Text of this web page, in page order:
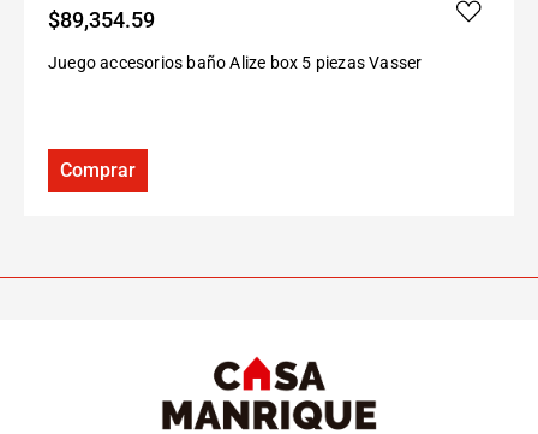
$89,354.59
Juego accesorios baño Alize box 5 piezas Vasser
Comprar